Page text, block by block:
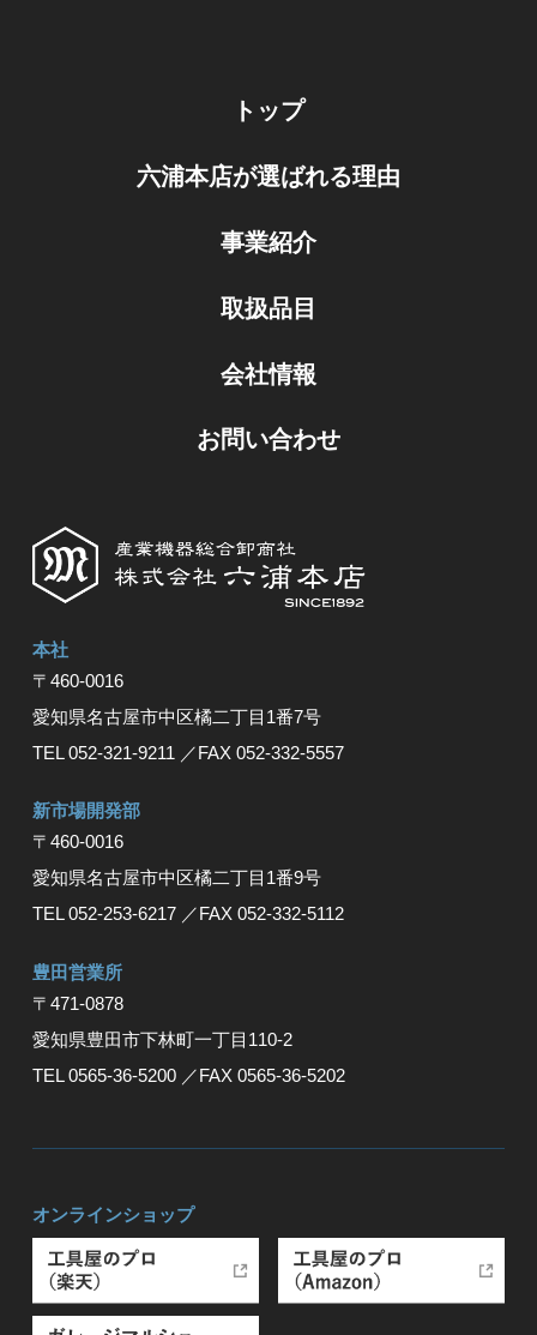
トップ
六浦本店が選ばれる理由
事業紹介
取扱品目
会社情報
お問い合わせ
本社
〒460-0016
愛知県名古屋市中区橘⼆丁⽬1番7号
TEL 052-321-9211 ／FAX 052-332-5557
新市場開発部
〒460-0016
愛知県名古屋市中区橘二丁目1番9号
TEL 052-253-6217 ／FAX 052-332-5112
豊⽥営業所
〒471-0878
愛知県豊⽥市下林町⼀丁⽬110-2
TEL 0565-36-5200 ／FAX 0565-36-5202
オンラインショップ